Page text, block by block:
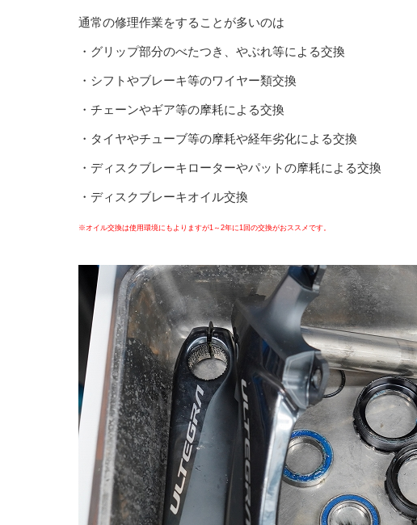
通常の修理作業をすることが多いのは
・グリップ部分のべたつき、やぶれ等による交換
・シフトやブレーキ等のワイヤー類交換
・チェーンやギア等の摩耗による交換
・タイヤやチューブ等の摩耗や経年劣化による交換
・ディスクブレーキローターやパットの摩耗による交換
・ディスクブレーキオイル交換
※オイル交換は使用環境にもよりますが1～2年に1回の交換がおススメです。